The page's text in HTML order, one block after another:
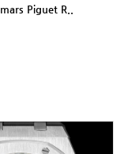
Piguet R..